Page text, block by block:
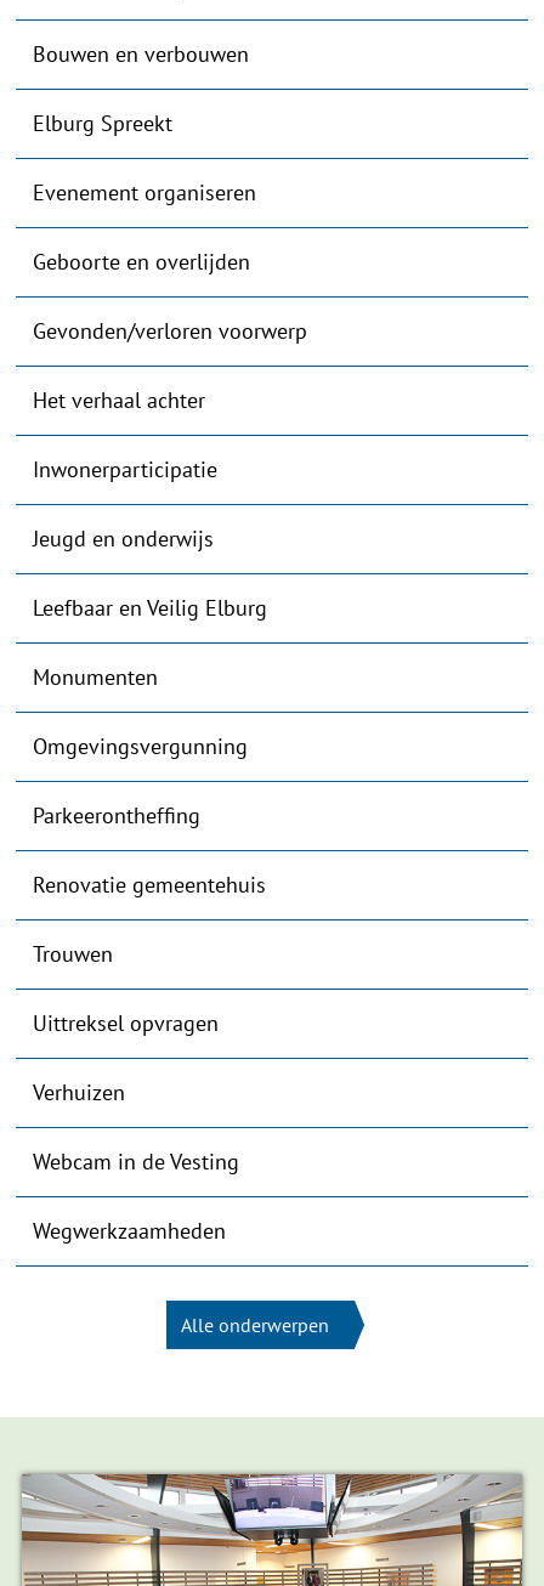
Bouwen en verbouwen
Elburg Spreekt
Evenement organiseren
Geboorte en overlijden
Gevonden/verloren voorwerp
Het verhaal achter
Inwonerparticipatie
Jeugd en onderwijs
Leefbaar en Veilig Elburg
Monumenten
Omgevingsvergunning
Parkeerontheffing
Renovatie gemeentehuis
Trouwen
Uittreksel opvragen
Verhuizen
Webcam in de Vesting
Wegwerkzaamheden
Alle onderwerpen